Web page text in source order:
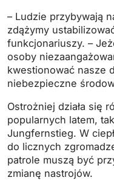
– Ludzie przybywają
zdążymy
funkcjonariuszy. –
osoby
kwestionować nasze
niebezpieczne
Ostrożniej działa się
popularnych latem,
Jungfernstieg. W
do licznych
patrole muszą być
zmianę nastrojów.